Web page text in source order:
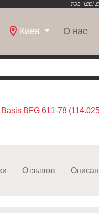
ТОВ “ІДЕЇ
Киев О нас
BFG 611-78
Отзывов